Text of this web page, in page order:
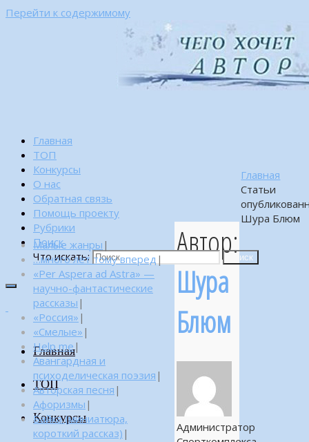
Перейти к содержимому
Главная
ТОП
Конкурсы
О нас
Обратная связь
Помощь проекту
Рубрики
Поиск
Что искать:
Поиск
Главная
ТОП
Конкурсы
Главная
Статьи
Шура Блюм
Автор:
Шура
Блюм
Администратор
Малые жанры |
…много лет тому вперед |
«Per Aspera ad Astra» —
научно-фантастические
рассказы |
«Россия» |
«Смелые» |
Help me|
Авангардная и
психоделическая поэзия |
Авторская песня |
Афоризмы |
Байка (миниатюра,
короткий рассказ) |